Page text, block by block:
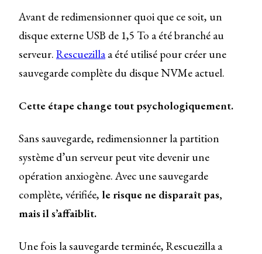
Avant de redimensionner quoi que ce soit, un
disque externe USB de 1,5 To a été branché au
serveur. Rescuezilla a été utilisé pour créer une
sauvegarde complète du disque NVMe actuel.
Cette étape change tout psychologiquement.
Sans sauvegarde, redimensionner la partition
système d’un serveur peut vite devenir une
opération anxiogène. Avec une sauvegarde
complète, vérifiée, le risque ne disparaît pas,
mais il s’affaiblit.
Une fois la sauvegarde terminée, Rescuezilla a